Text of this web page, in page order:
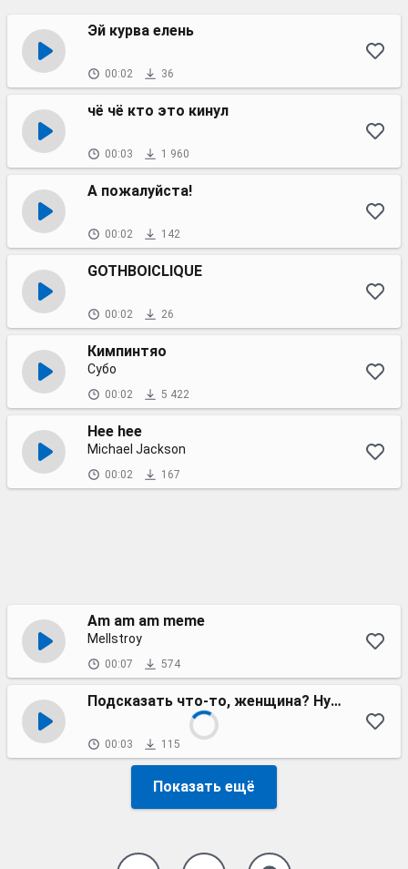
Эй курва елень
00:02 36
чё чё кто это кинул
00:03 1 960
А пожалуйста!
00:02 142
GOTHBOICLIQUE
00:02 26
Кимпинтяо
Субо
00:02 5 422
Hee hee
Michael Jackson
00:02 167
Am am am meme
Mellstroy
00:07 574
Подсказать что-то, женщина? Нужна подсказка?
00:03 115
Показать ещё